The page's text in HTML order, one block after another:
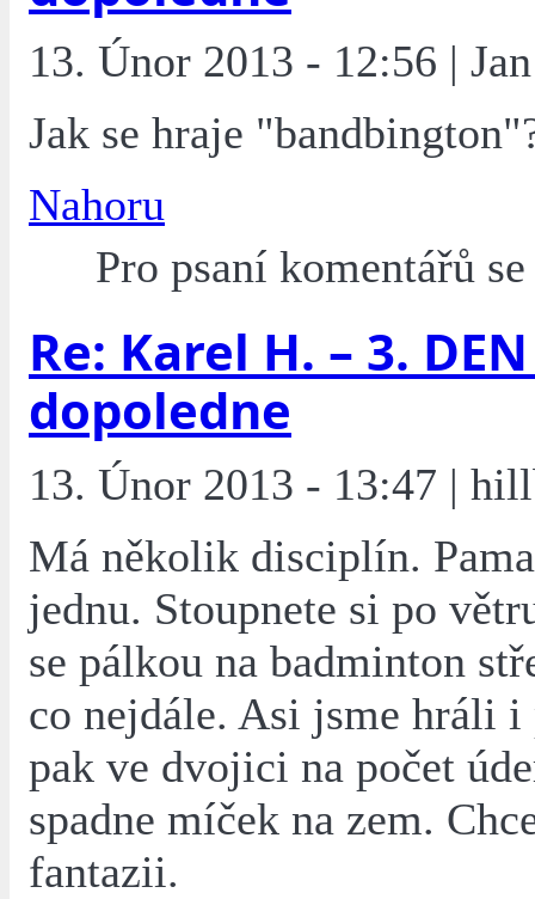
13. Únor 2013 - 12:56 |
Jak se hraje
Nahoru
Pro psaní komentářů
Re: Karel H. – 3.
dopoledne
13. Únor 2013 - 13:47 |
Má několik disciplín.
jednu. Stoupnete si po
se pálkou na badminton
co nejdále. Asi jsme hráli
pak ve dvojici na počet
spadne míček na zem.
fantazii.